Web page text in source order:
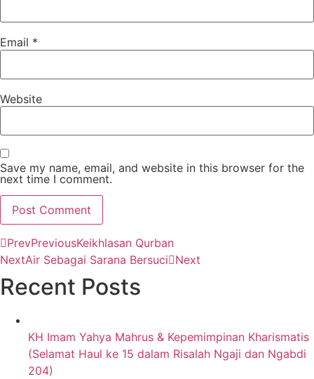
Email *
Website
Save my name, email, and website in this browser for the
next time I comment.
PrevPreviousKeikhlasan Qurban
NextAir Sebagai Sarana Bersuci Next
Recent Posts
KH Imam Yahya Mahrus & Kepemimpinan Kharismatis
(Selamat Haul ke 15 dalam Risalah Ngaji dan Ngabdi
204)